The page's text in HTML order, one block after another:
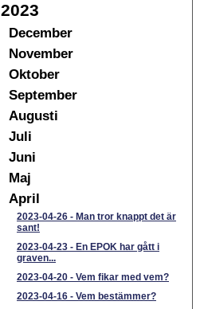
2023
December
November
Oktober
September
Augusti
Juli
Juni
Maj
April
2023-04-26 - Man tror knappt det är
sant!
2023-04-23 - En EPOK har gått i
graven...
2023-04-20 - Vem fikar med vem?
2023-04-16 - Vem bestämmer?